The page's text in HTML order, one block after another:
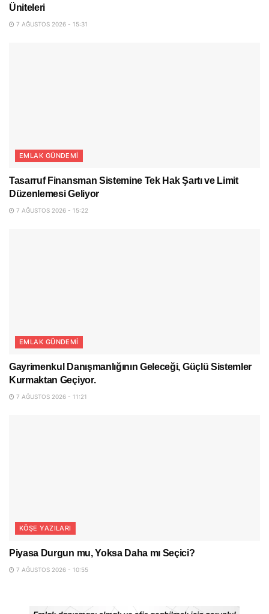
Üniteleri
7 AĞUSTOS 2026 - 15:31
EMLAK GÜNDEMI
Tasarruf Finansman Sistemine Tek Hak Şartı ve Limit
Düzenlemesi Geliyor
7 AĞUSTOS 2026 - 15:22
EMLAK GÜNDEMI
Gayrimenkul Danışmanlığının Geleceği, Güçlü Sistemler
Kurmaktan Geçiyor.
7 AĞUSTOS 2026 - 11:21
KÖŞE YAZILARI
Piyasa Durgun mu, Yoksa Daha mı Seçici?
7 AĞUSTOS 2026 - 10:55